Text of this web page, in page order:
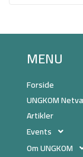
MENU
Forside
UNGKOM
Artikler
Events
Om UNGKOM